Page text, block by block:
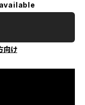
向け